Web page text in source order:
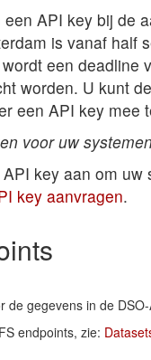
API key bij de
is vanaf half
een deadline
worden. U kunt
een API key mee
voor uw
key aan om
key aanvragen.
de gegevens in de
endpoints, zie: